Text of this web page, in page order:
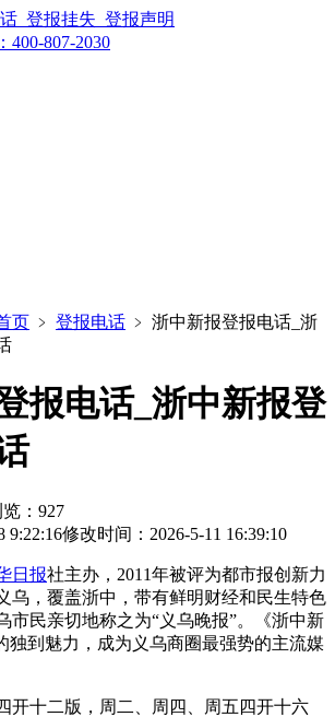
_登报挂失_登报声明
400-807-2030
页 ﹥ 登报电话 ﹥ 浙中新报登报电话_浙
报电话_浙中新报登
：927
9:22:16修改时间：2026-5-11 16:39:10
日报社主办，2011年被评为都市报创新力
乌，覆盖浙中，带有鲜明财经和民生特色
市民亲切地称之为“义乌晚报”。《浙中新
独到魅力，成为义乌商圈最强势的主流媒
开十二版，周二、周四、周五四开十六